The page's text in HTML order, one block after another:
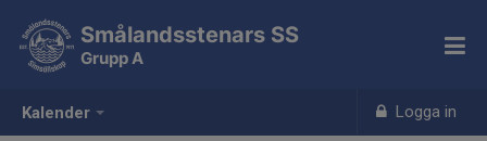
Kalender Logga in
Smålandsstenars SS
Grupp A